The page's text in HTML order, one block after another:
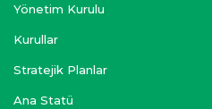
Yönetim Kurulu
Kurullar
Stratejik Planlar
Ana Statü